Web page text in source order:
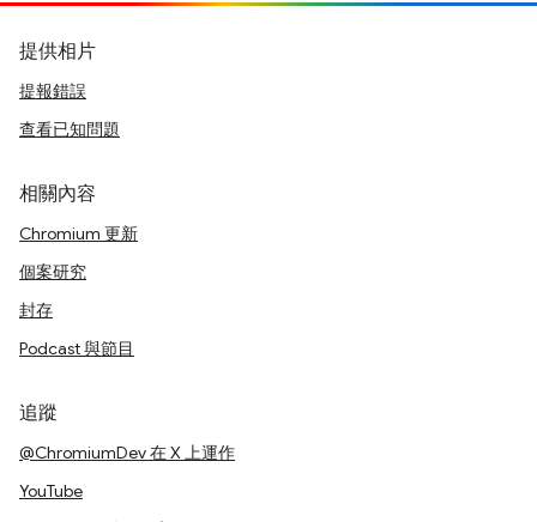
提供相片
提報錯誤
查看已知問題
相關內容
Chromium 更新
個案研究
封存
Podcast 與節目
追蹤
@ChromiumDev 在 X 上運作
YouTube